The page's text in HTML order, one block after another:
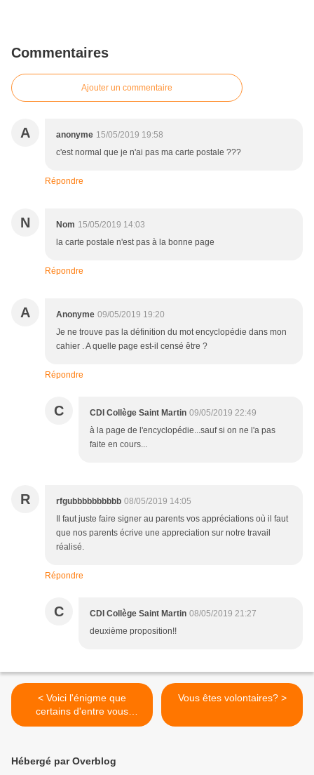
Commentaires
Ajouter un commentaire
A anonyme 15/05/2019 19:58
c'est normal que je n'ai pas ma carte postale ???
Répondre
N Nom 15/05/2019 14:03
la carte postale n'est pas à la bonne page
Répondre
A Anonyme 09/05/2019 19:20
Je ne trouve pas la définition du mot encyclopédie dans mon
cahier . A quelle page est-il censé être ?
Répondre
C CDI Collège Saint Martin 09/05/2019 22:49
à la page de l'encyclopédie...sauf si on ne l'a pas
faite en cours...
R rfgubbbbbbbbbb 08/05/2019 14:05
Il faut juste faire signer au parents vos appréciations où il faut
que nos parents écrive une appreciation sur notre travail
réalisé.
Répondre
C CDI Collège Saint Martin 08/05/2019 21:27
deuxième proposition!!
< Voici l'énigme que
certains d'entre vous
attendent avec
Vous êtes volontaires? >
Hébergé par Overblog